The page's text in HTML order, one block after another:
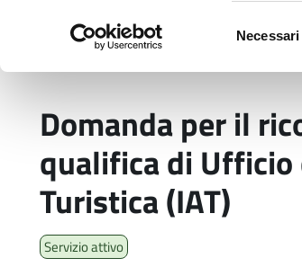
Necessari
Domanda per il
qualifica di Ufficio
Turistica (IAT)
Servizio attivo